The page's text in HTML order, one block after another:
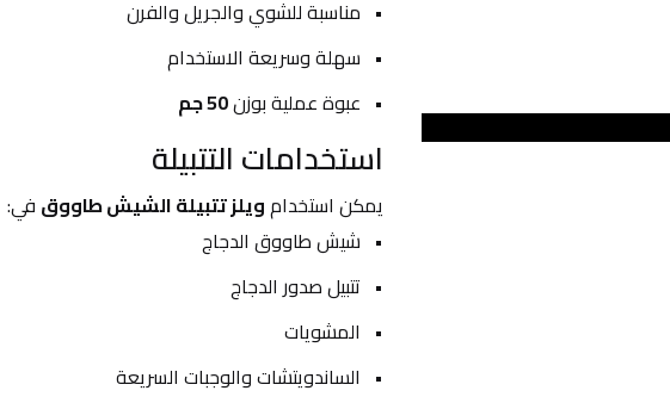
مناسبة للشوي والجريل والفرن
سهلة وسريعة الاستخدام
عبوة عملية بوزن 50 جم
استخدامات التتبيلة
يمكن استخدام ويلز تتبيلة الشيش طاووق في:
شيش طاووق الدجاج
تتبيل صدور الدجاج
المشويات
الساندويتشات والوجبات السريعة